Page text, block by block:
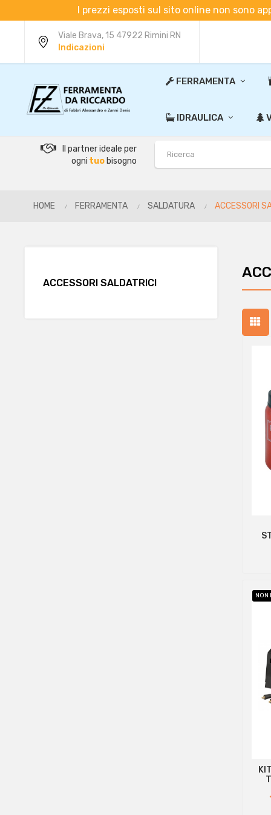
I prezzi esposti sul sito online non sono
Viale Brava, 15 47922 Rimini RN
Indicazioni
FERRAMENTA
IDRAULICA
Il partner ideale per
ogni tuo bisogno
HOME FERRAMENTA SALDATURA ACCESSORI
ACCESSORI SALDATRICI
NON